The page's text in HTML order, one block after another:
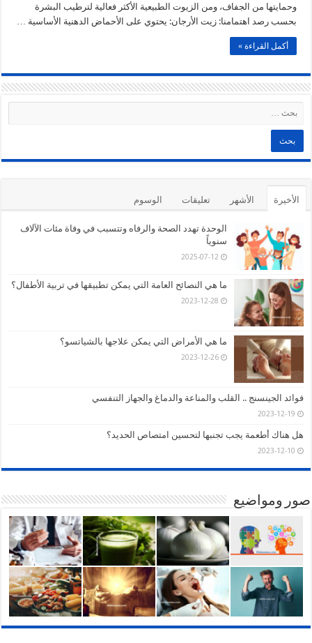
وحمايتها من الجفاف، ومن الزيوت الطبيعية الأكثر فعالية لترطيب البشرة
بحسب رصد اهتمامنا: زيت الأرجان: يحتوي على الأحماض الدهنية الأساسية …
أكمل القراءة »
الأخيرة الأشهر تعليقات الوسوم
الوحدة تهدد الصحة والرفاه وتتسبب في وفاة مئات الآلاف
سنوياً
2025-07-12
ما هي النصائح العامة التي يمكن تطبيقها في تربية الأطفال؟
2023-12-28
ما هي الأمراض التي يمكن علاجها بالشياتسو؟
2023-12-26
فوائد الجينسنج .. القلب والمناعة والدماغ والجهاز التنفسي
2023-12-19
هل هناك أطعمة يجب تجنبها لتحسين امتصاص الحديد؟
2023-12-10
صور ومواضيع